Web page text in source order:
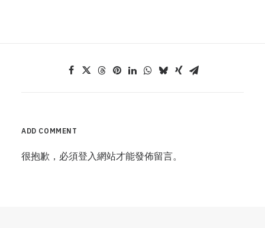
ADD COMMENT
很抱歉，必須登入網站才能發佈留言。